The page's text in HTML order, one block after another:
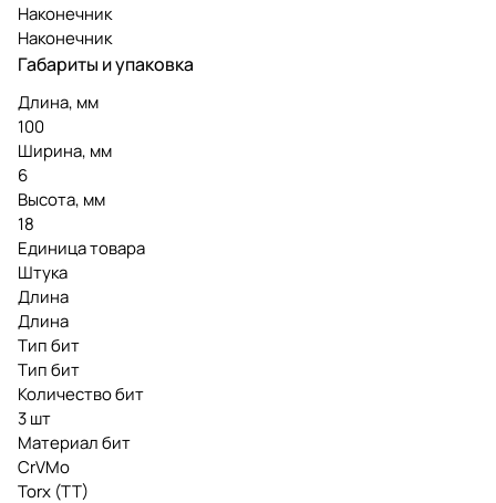
Наконечник
Наконечник
Габариты и упаковка
Длина, мм
100
Ширина, мм
6
Высота, мм
18
Единица товара
Штука
Длина
Длина
Тип бит
Тип бит
Количество бит
3 шт
Материал бит
CrVMo
Torx (TT)